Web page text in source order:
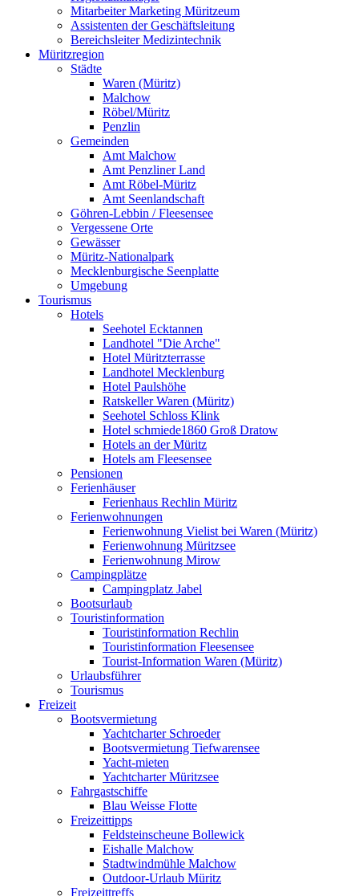
Mitarbeiter Marketing Müritzeum
Assistenten der Geschäftsleitung
Bereichsleiter Medizintechnik
Müritzregion
Städte
Waren (Müritz)
Malchow
Röbel/Müritz
Penzlin
Gemeinden
Amt Malchow
Amt Penzliner Land
Amt Röbel-Müritz
Amt Seenlandschaft
Göhren-Lebbin / Fleesensee
Vergessene Orte
Gewässer
Müritz-Nationalpark
Mecklenburgische Seenplatte
Umgebung
Tourismus
Hotels
Seehotel Ecktannen
Landhotel "Die Arche"
Hotel Müritzterrasse
Landhotel Mecklenburg
Hotel Paulshöhe
Ratskeller Waren (Müritz)
Seehotel Schloss Klink
Hotel schmiede1860 Groß Dratow
Hotels an der Müritz
Hotels am Fleesensee
Pensionen
Ferienhäuser
Ferienhaus Rechlin Müritz
Ferienwohnungen
Ferienwohnung Vielist bei Waren (Müritz)
Ferienwohnung Müritzsee
Ferienwohnung Mirow
Campingplätze
Campingplatz Jabel
Bootsurlaub
Touristinformation
Touristinformation Rechlin
Touristinformation Fleesensee
Tourist-Information Waren (Müritz)
Urlaubsführer
Tourismus
Freizeit
Bootsvermietung
Yachtcharter Schroeder
Bootsvermietung Tiefwarensee
Yacht-mieten
Yachtcharter Müritzsee
Fahrgastschiffe
Blau Weisse Flotte
Freizeittipps
Feldsteinscheune Bollewick
Eishalle Malchow
Stadtwindmühle Malchow
Outdoor-Urlaub Müritz
Freizeittreffs